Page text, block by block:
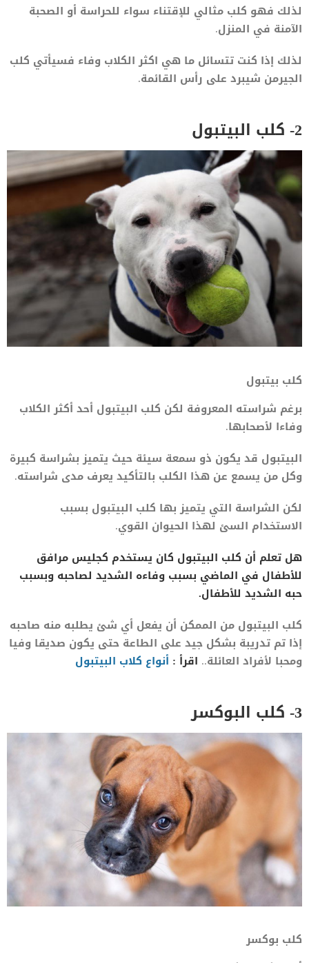
لذلك فهو كلب مثالي للإقتناء سواء للحراسة أو الصحبة
الآمنة في المنزل.
لذلك إذا كنت تتسائل ما هي اكثر الكلاب وفاء فسيأتي كلب
الجيرمن شيبرد على رأس القائمة.
2- كلب البيتبول
كلب بيتبول
برغم شراسته المعروفة لكن كلب البيتبول أحد أكثر الكلاب
وفاءا لأصحابها.
البيتبول قد يكون ذو سمعة سيئة حيث يتميز بشراسة كبيرة
وكل من يسمع عن هذا الكلب بالتأكيد يعرف مدى شراسته.
لكن الشراسة التي يتميز بها كلب البيتبول بسبب
الاستخدام السئ لهذا الحيوان القوي.
هل تعلم أن كلب البيتبول كان يستخدم كجليس مرافق
للأطفال في الماضي بسبب وفاءه الشديد لصاحبه وبسبب
حبه الشديد للأطفال.
كلب البيتبول من الممكن أن يفعل أي شئ يطلبه منه صاحبه
إذا تم تدريبة بشكل جيد على الطاعة حتى يكون صديقا وفيا
ومحبا لأفراد العائلة.. اقرأ : أنواع كلاب البيتبول
3- كلب البوكسر
كلب بوكسر